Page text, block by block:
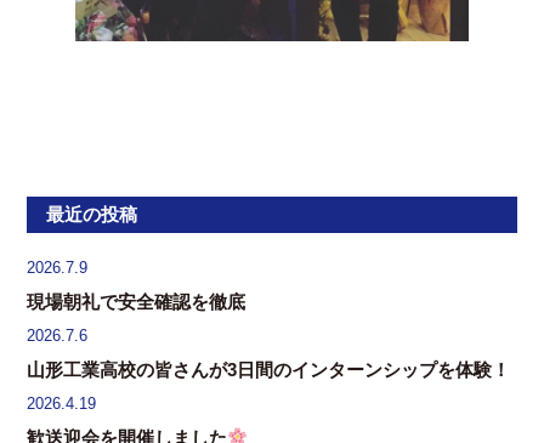
最近の投稿
2026.7.9
現場朝礼で安全確認を徹底
2026.7.6
山形工業高校の皆さんが3日間のインターンシップを体験！
2026.4.19
歓送迎会を開催しました